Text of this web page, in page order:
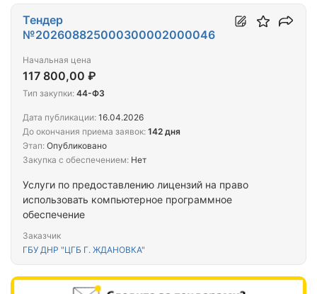
Услуги по предоставлению лицензий на право
использовать компьютерное программное
обеспечение
Заказчик
ГБУ ДНР "ЦГБ Г. ЖДАНОВКА"
Тендер
№202608825000300002000046
Начальная цена
117 800,00 ₽
Тип закупки: 44-ФЗ
Дата публикации: 16.04.2026
До окончания приема заявок: 142 дня
Этап: Опубликовано
Закупка с обеспечением: Нет